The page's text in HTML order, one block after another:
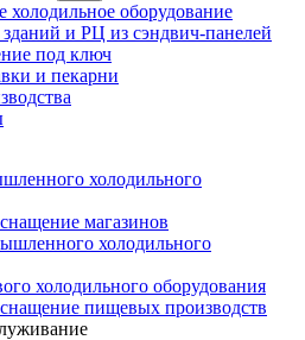
оборудование
зданий и РЦ из сэндвич-панелей
под ключ
и пекарни
холодильного
магазинов
холодильного
холодильного оборудования
пищевых производств